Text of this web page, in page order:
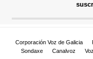
Corporación Voz de Galicia
Sondaxe
Canalvoz